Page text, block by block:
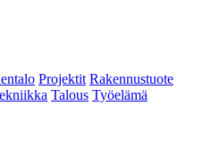
Projektit Rakennustuote
Talous Työelämä